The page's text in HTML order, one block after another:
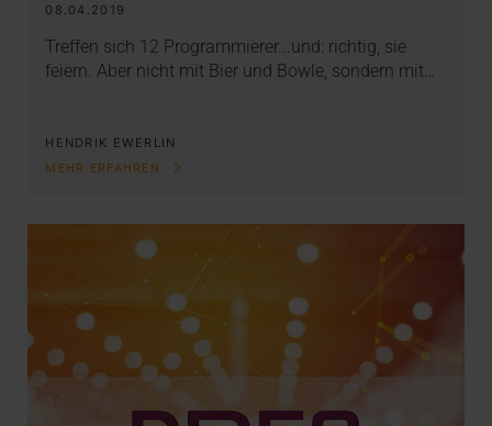
08.04.2019
Treffen sich 12 Programmierer...und: richtig, sie
feiern. Aber nicht mit Bier und Bowle, sondern mit…
HENDRIK EWERLIN
MEHR ERFAHREN